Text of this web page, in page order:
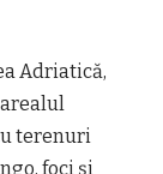
Adriatică,
terenuri
foci şi